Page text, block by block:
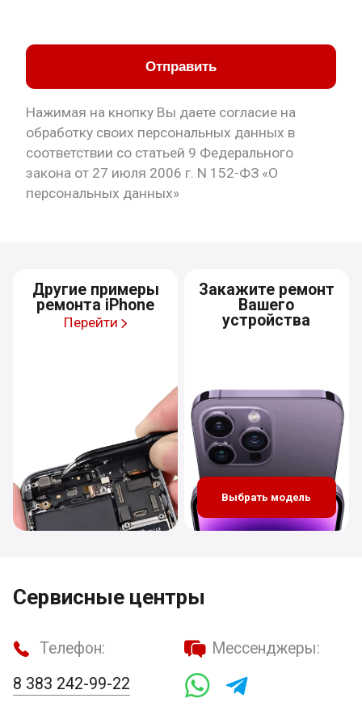
Отправить
Нажимая на кнопку Вы даете согласие на
обработку своих персональных данных в
соответствии со статьей 9 Федерального
закона от 27 июля 2006 г. N 152-ФЗ «О
персональных данных»
Другие примеры
ремонта iPhone
Перейти
Закажите ремонт
Вашего
устройства
Выбрать модель
Сервисные центры
Телефон:
8 383 242-99-22
Мессенджеры: